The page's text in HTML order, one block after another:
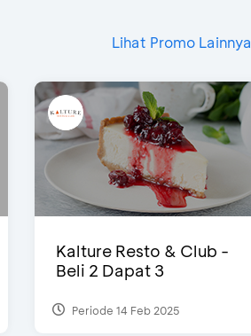
Lihat Promo Lainnya
Kalture Resto & Club -
Beli 2 Dapat 3
Periode 14 Feb 2025